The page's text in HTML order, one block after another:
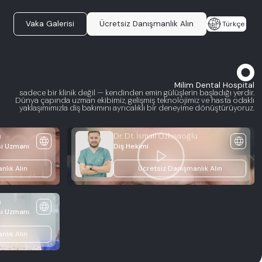
Vaka Galerisi Ücretsiz Danışmanlık Alın Türkçe
Milim Dental Hospital
sadece bir klinik değil — kendinden emin gülüşlerin başladığı yerdir.
Dünya çapında uzman ekibimiz, gelişmiş teknolojimiz ve hasta odaklı
yaklaşımımızla diş bakımını ayrıcalıklı bir deneyime dönüştürüyoruz.
Uzmanı language
Alın play_arrow
Dr. Dt. İsmail Özkısaoğlu
Diş Hekimi language
Ücretsiz Danışmanlık Alın
Uzmanı language
Alın